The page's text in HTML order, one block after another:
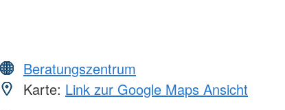
Beratungszentrum
Karte: Link zur Google Maps Ansicht